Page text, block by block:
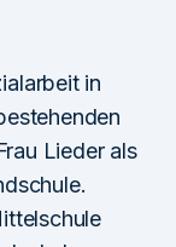
in
Lieder als